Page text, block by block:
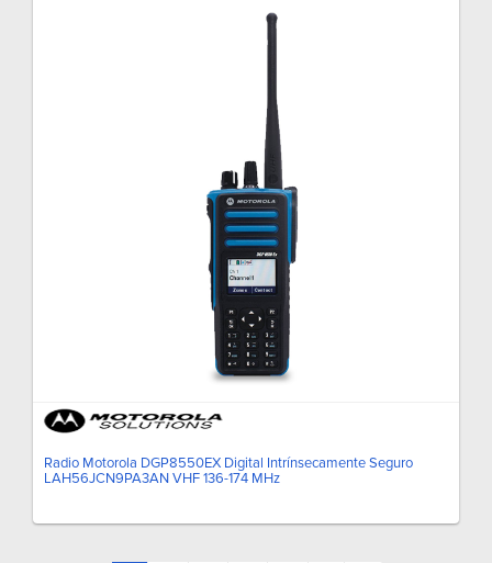
Radio Motorola DGP8550EX Digital Intrínsecamente Seguro
LAH56JCN9PA3AN VHF 136-174 MHz